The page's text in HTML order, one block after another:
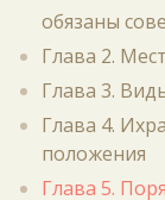
обязаны
Глава 2.
Глава 3.
Глава 4.
положения
Глава 5.